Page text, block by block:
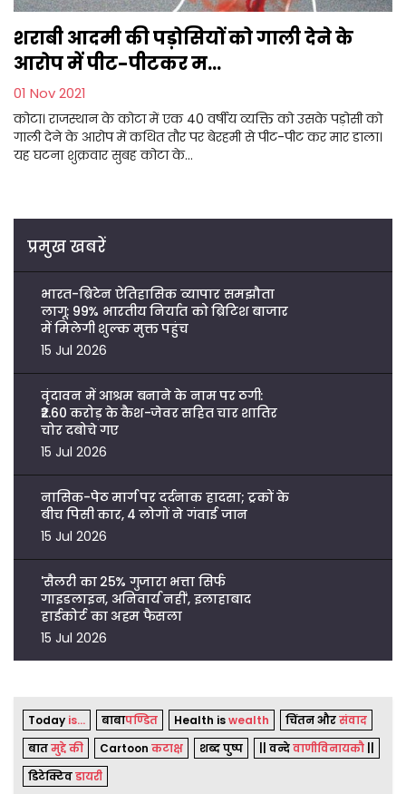
शराबी आदमी की पड़ोसियों को गाली देने के
आरोप में पीट-पीटकर म...
01 Nov 2021
कोटा। राजस्थान के कोटा में एक 40 वर्षीय व्यक्ति को उसके पड़ोसी को
गाली देने के आरोप में कथित तौर पर बेरहमी से पीट-पीट कर मार डाला।
यह घटना शुक्रवार सुबह कोटा के...
प्रमुख खबरें
भारत-ब्रिटेन ऐतिहासिक व्यापार समझौता
लागू: 99% भारतीय निर्यात को ब्रिटिश बाजार
में मिलेगी शुल्क मुक्त पहुंच
15 Jul 2026
वृंदावन में आश्रम बनाने के नाम पर ठगी:
₹2.60 करोड़ के कैश-जेवर सहित चार शातिर
चोर दबोचे गए
15 Jul 2026
नासिक-पेठ मार्ग पर दर्दनाक हादसा; ट्रकों के
बीच पिसी कार, 4 लोगों ने गंवाई जान
15 Jul 2026
'सैलरी का 25% गुजारा भत्ता सिर्फ
गाइडलाइन, अनिवार्य नहीं', इलाहाबाद
हाईकोर्ट का अहम फैसला
15 Jul 2026
Today is... बाबापण्डित Health iswealth चिंतन औरसंवाद
बातमुद्दे की Cartoon कटाक्ष शब्द पुष्प || वन्देवाणीविनायकौ
डिटेक्टिवडायरी